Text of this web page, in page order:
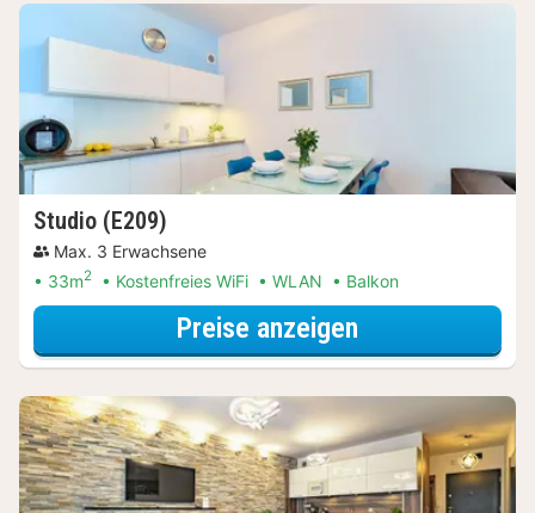
Studio (E209)
Max. 3 Erwachsene
33m2 Kostenfreies WiFi WLAN Balkon
Preise anzeigen